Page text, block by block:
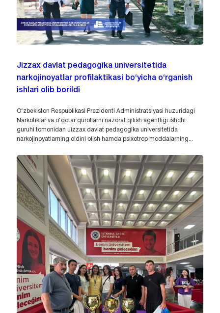
Jizzax davlat pedagogika universitetida
narkojinoyatlar profilaktikasi bo‘yicha o‘rganish
ishlari olib borildi
O‘zbekiston Respublikasi Prezidenti Administratsiyasi huzuridagi
Narkotiklar va o‘qotar qurollarni nazorat qilish agentligi ishchi
guruhi tomonidan Jizzax davlat pedagogika universitetida
narkojinoyatlarning oldini olish hamda psixotrop moddalarning...